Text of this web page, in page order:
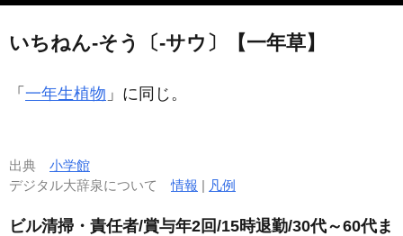
いちねん‐そう〔‐サウ〕【一年草】
「 一年生植物 」に同じ。
出典 小学館
デジタル大辞泉について情報 | 凡例
ビル清掃・責任者/賞与年2回/15時退勤/30代～60代ま